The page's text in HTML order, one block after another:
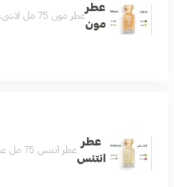
عطر
مون
عطر مون 75 مل لاشىء يصف جمال هذا العطر سوى أنه ( تحفه ) مليىء بالجمال والتفرد واللطف والأناقة عطر يزيد الجمال ، عطر هادىء لطيف رائع ومميزمكونات العطر : المسك - الفانيلا - الليمون - الباتشولي
عطر
انتنس
عطر أنتنس 75 مل عطر جميل ولطيف وفواح جداً تكوين مميز من الياسمين والمسك والفانيلا ولمسات فاخرة من البرغموت والتوت البري عطر يملك قلبك حتماً عطر شتوي نهاري رائع بكل معنى مكونات العطر الياسمين البرغموت التوت البري الفانيلا